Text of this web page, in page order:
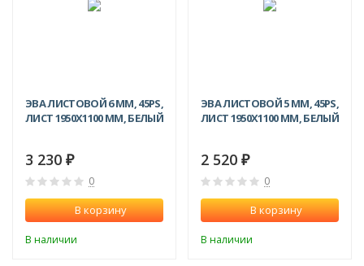
ЭВА ЛИСТОВОЙ 6 ММ, 45PS,
ЛИСТ 1950Х1100 ММ, БЕЛЫЙ
3 230 ₽
0
В корзину
В наличии
ЭВА ЛИСТОВОЙ 5 ММ, 45PS,
ЛИСТ 1950Х1100 ММ, БЕЛЫЙ
2 520 ₽
0
В корзину
В наличии